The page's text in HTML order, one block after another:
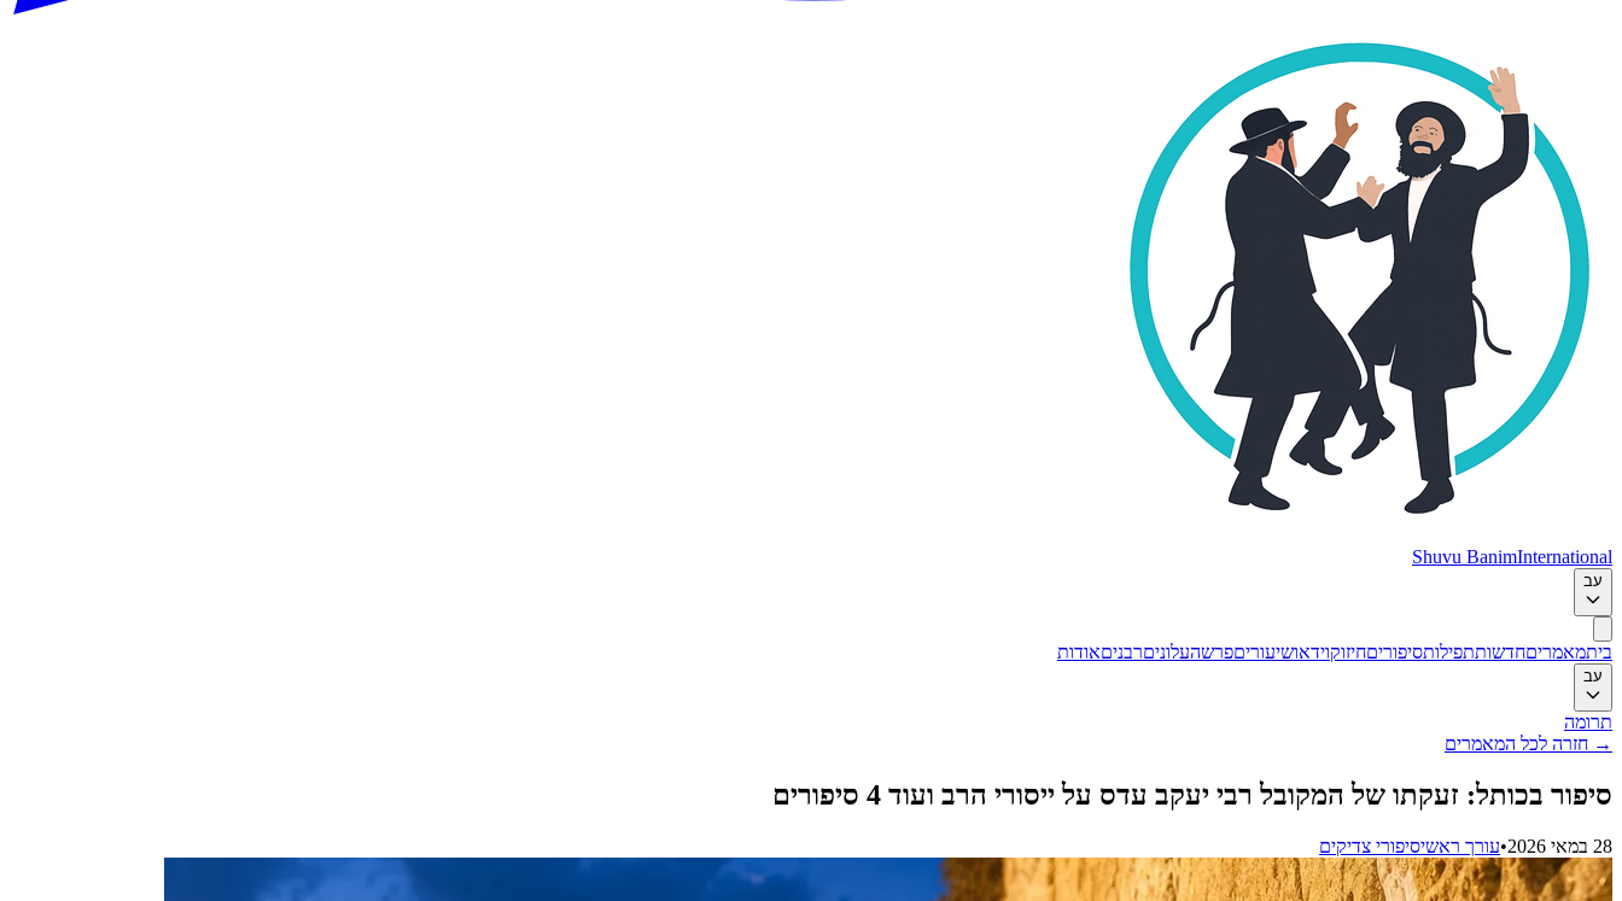
Shuvu BanimInternational
עב
ביתמאמריםחדשותתפילותסיפוריםחיזוקוידאושיעוריםפרשהעלוניםרבניםאודות
עב
תרומה
→ חזרה לכל המאמרים
סיפור בכותל: זעקתו של המקובל רבי יעקב עדס על ייסורי הרב ועוד 4 סיפורים
28 במאי 2026 •עורך ראשיסיפורי צדיקים